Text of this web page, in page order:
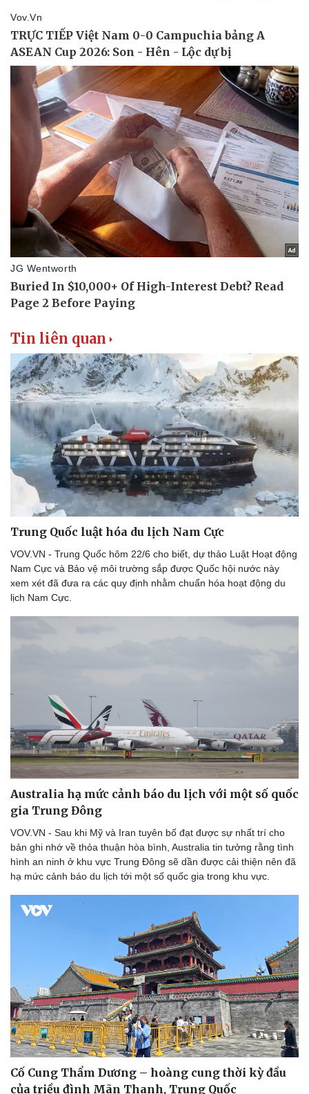
Doanh nghiệp
Thông tin doanh nghiệp
Doanh nhân
Vì cộng đồng
Công nghệ
Chuyển đổi số
Tin liên quan
Trung Quốc luật hóa du lịch Nam Cực
VOV.VN - Trung Quốc hôm 22/6 cho biết, dự thảo Luật Hoạt động
Nam Cực và Bảo vệ môi trường sắp được Quốc hội nước này
xem xét đã đưa ra các quy định nhằm chuẩn hóa hoạt động du
lịch Nam Cực.
Australia hạ mức cảnh báo du lịch với một số quốc
gia Trung Đông
VOV.VN - Sau khi Mỹ và Iran tuyên bố đạt được sự nhất trí cho
bản ghi nhớ về thỏa thuận hòa bình, Australia tin tưởng rằng tình
hình an ninh ở khu vực Trung Đông sẽ dần được cải thiện nên đã
hạ mức cảnh báo du lịch tới một số quốc gia trong khu vực.
Cố Cung Thẩm Dương – hoàng cung thời kỳ đầu
của triều đình Mãn Thanh, Trung Quốc